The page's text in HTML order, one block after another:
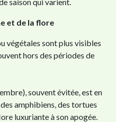
et de la flore
végétales sont plus visibles
hors des périodes de
souvent évitée, est en
amphibiens, des tortues
luxuriante à son apogée.